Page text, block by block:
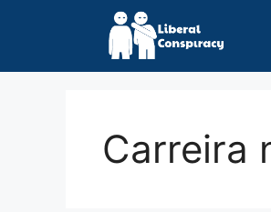
Carreira